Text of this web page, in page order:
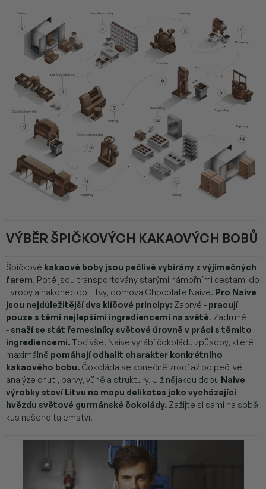
VÝBĚR ŠPIČKOVÝCH KAKAOVÝCH BOBŮ
Špičkové kakaové boby jsou pečlivě vybírány z výjimečných
farem. Poté jsou transportovány starými námořními cestami do
Evropy a nakonec do Litvy, domova Chocolate Naive. Pro Naive
jsou nejdůležitější dva klíčové principy: Zaprvé - pracují
pouze s těmi nejlepšími ingrediencemi na světě. Zadruhé
- snaží se stát řemeslníky světové úrovně v práci s těmito
ingrediencemi. Toď vše. Naive vyrábí čokoládu způsoby, které
maximálně pomáhají odhalit charakter konkrétního
kakaového bobu. Čokoláda se konečně zrodí až po pečlivé
analýze chuti, barvy, vůně a struktury. Již nějakou dobu Naive
výrobky staví Litvu na mapu delikates jako vycházející
hvězdu světové gurmánské čokolády. Zažijte si sami na sobě
kus našeho tajemství.